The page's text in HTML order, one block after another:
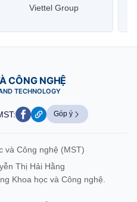
Viettel Group
CÔNG NGHỆ
TECHNOLOGY
Góp ý
và Công nghệ (MST)
Thị Hải Hằng
Khoa học và Công nghệ.